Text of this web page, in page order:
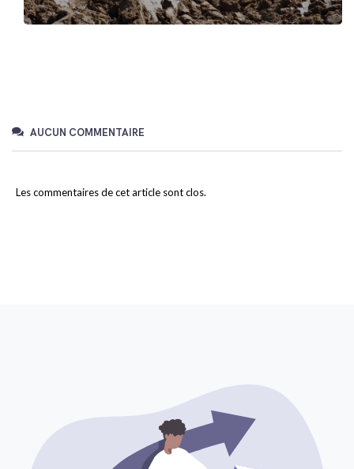
AUCUN COMMENTAIRE
Les commentaires de cet article sont clos.